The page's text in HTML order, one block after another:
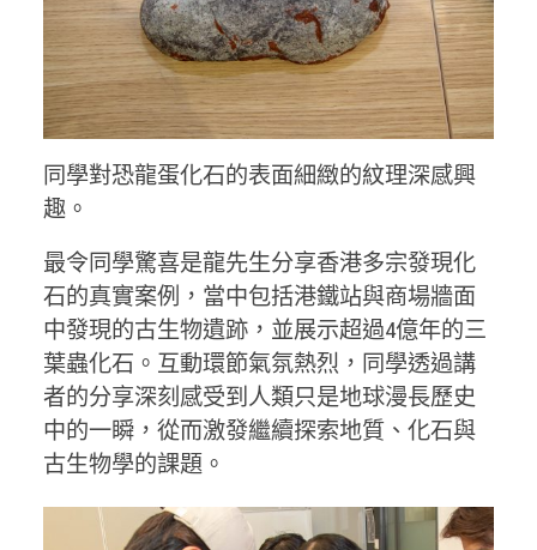
同學對恐龍蛋化石的表面細緻的紋理深感興
趣。
最令同學驚喜是龍先生分享香港多宗發現化
石的真實案例，當中包括港鐵站與商場牆面
中發現的古生物遺跡，並展示超過4億年的三
葉蟲化石。互動環節氣氛熱烈，同學透過講
者的分享深刻感受到人類只是地球漫長歷史
中的一瞬，從而激發繼續探索地質、化石與
古生物學的課題。